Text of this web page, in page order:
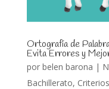
Ortografía de
Evita Errores y
por belen barona |
Bachillerato,